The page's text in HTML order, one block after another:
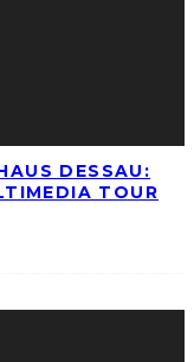
DESSAU:
TOUR